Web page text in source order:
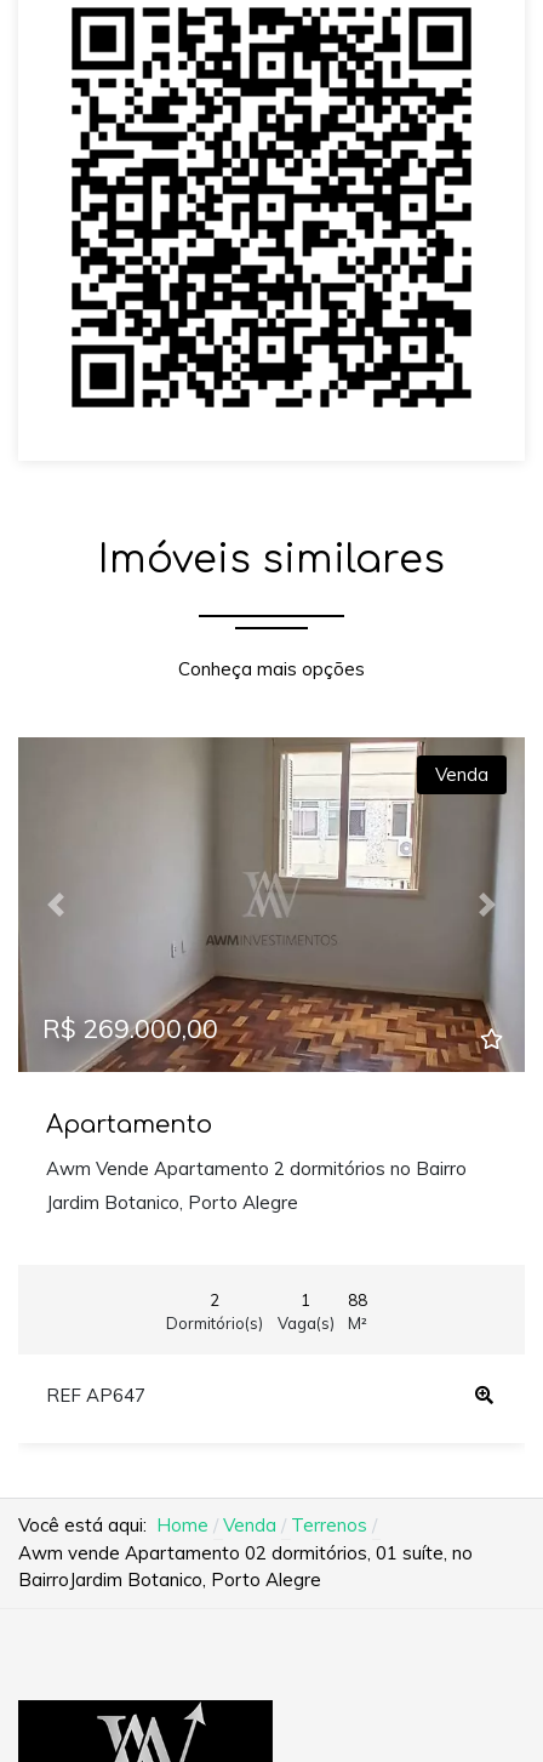
Imóveis similares
Conheça mais opções
Previous Next
Venda
R$ 269.000,00
Apartamento
Awm Vende Apartamento 2 dormitórios no Bairro
Jardim Botanico, Porto Alegre
2
Dormitório(s)
1
Vaga(s)
88
M²
REF AP647
Você está aqui: Home Venda
Terrenos
Awm vende Apartamento 02 dormitórios, 01 suíte, no
BairroJardim Botanico, Porto Alegre